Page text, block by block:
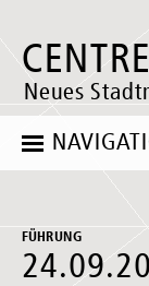
CENTRE
Neues
FÜHRUNG